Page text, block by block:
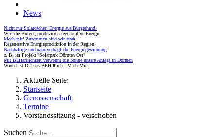
News
Nicht nur Solardächer: Energie aus Bürgerhand.
Wir, die Bürger, produzieren regenerative Energie.
Mach mit! Zusammen sind wir stark.
Regenerative Energieproduktion in der Region.
Nachhaltige und naturverträgliche Energiegewinnung
z. B. im Projekt "Solarpark Dörnten Ost"
Mit BEHarrlichkeit verwöhnt die Sonne unsere Anlage in Dörnten
Wann bist DU uns BEHilflich - Mach Mit !
Aktuelle Seite:
Startseite
Genossenschaft
Termine
Vorstandssitzung - verschoben
Suchen